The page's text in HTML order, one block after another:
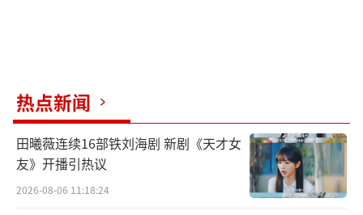
此外，三亚涉山、涉水、涉空等高风险娱
乐项目已暂停营业。蜈支洲岛旅游区、亚龙湾
海底世界景区已关闭。西岛海洋文化旅游区将
于6月12日至13日暂停营业，6月11日最晚一班
热点新闻
田曦薇连续16部铁刘海剧 新剧《天才女
友》开播引热议
2026-08-06 11:18:24